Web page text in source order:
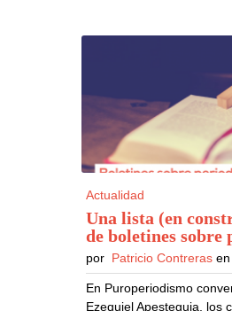
Actualidad
Una lista (en
de boletines sobre
por Patricio Contreras
En Puroperiodismo
Ezequiel Apesteguia, los